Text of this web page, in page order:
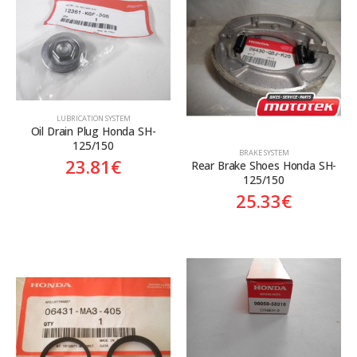
LUBRICATION SYSTEM
Oil Drain Plug Honda SH-
125/150
23.81€
BRAKE SYSTEM
Rear Brake Shoes Honda SH-
125/150
25.33€